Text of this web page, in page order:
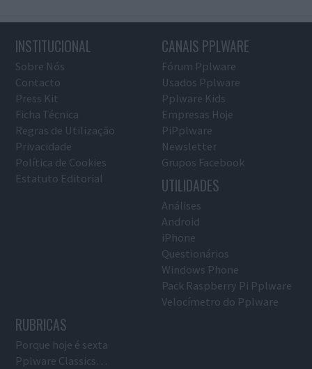
INSTITUCIONAL
Sobre Nós
Contacto
Press Kit
Ficha Técnica
Regras de Utilização
Privacidade
Política de Cookies
Estatuto Editorial
CANAIS PPLWARE
Fórum Pplware
Usados Pplware
Pplware Kids
Empresas Hoje
PiPplware
Newsletter
Grupos Facebook
UTILIDADES
Análises
Android
iPhone
Questionários
Windows Phone
Pack Raspberry Pi Pplware
Velocímetro do Pplware
RUBRICAS
Porque hoje é sexta
Pplware Classics…